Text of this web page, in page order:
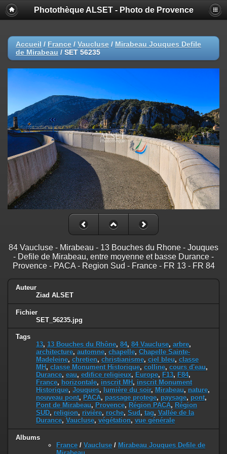
Photothèque ALSET - Photo de Provence
Accueil / France / Vaucluse / Mirabeau Jouques Defile
de Mirabeau / SET 56235
84 Vaucluse - Mirabeau - 13 Bouches du Rhone - Jouques
- Defile de Mirabeau, entre moyenne et basse Durance -
Provence - PACA - Region Sud - France - FR 13 - FR 84
Auteur
Ziad ALSET
Fichier
SET_56235.jpg
Tags
13, 13 Bouches du Rhône, 84, 84 Vaucluse, arbre,
architecture, automne, chapelle, Chapelle Sainte-
Madeleine, chretien, christianisme, ciel bleu, classe
MH , classe Monument Historique, colline, cours d'eau,
Durance, eau, edifice religieux, Europe, F13, F84,
France, horizontale, inscrit MH , inscrit Monument
Historique, Jouques, lumière du soir, Mirabeau, nature,
nouveau pont, PACA, passage protege, paysage, pont,
Pont de Mirabeau, Provence, Région PACA, Région
SUD, religion, rivière, roche, Sud , tag, Vallée de la
Durance, Vaucluse, végétation, vue générale
Albums
France / Vaucluse / Mirabeau Jouques Defile de